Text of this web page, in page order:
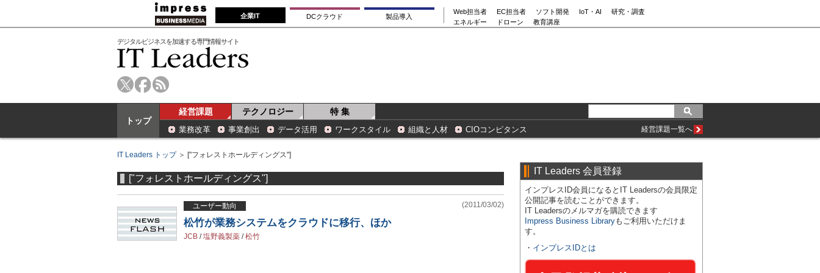
企業IT DCクラウド 製品導入
Web担当者 EC担当者 ソフト開発 IoT・AI
研究・調査
エネルギー
ドローン 教育講座
デジタルビジネスを加速する専門情報サイト
トップ
経営課題 テクノロジー 特 集
業務改革 事業創出 データ活用 ワークスタイル 組織と人材 CIOコンピタンス 経営課題一覧へ
IT Leaders トップ＞ ["フォレストホールディングス"]
["フォレストホールディングス"]
ユーザー動向 (2011/03/02)
松竹が業務システムをクラウドに移行、ほか
JCB /塩野義製薬 /松竹
IT Leaders 会員登録
インプレスID会員になるとIT Leadersの会員限定
公開記事を読むことができます。
IT Leadersのメルマガを購読できます
Impress Business Libraryもご利用いただけま
す。
・ インプレスIDとは